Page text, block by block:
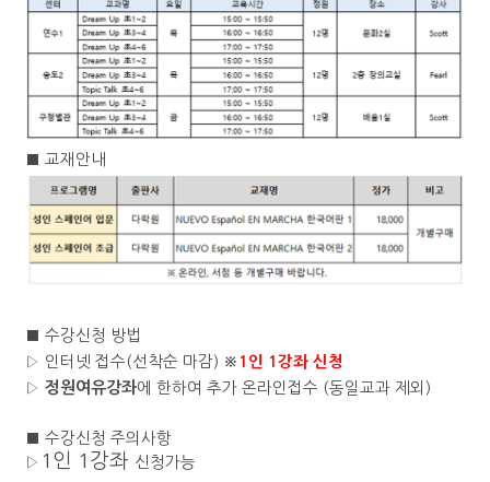
■ 교재안내
■ 수강신청 방법
▷ 인터넷 접수 (선착순 마감) ※ 1 인 1강좌 신청
▷정원여유강좌에 한하여 추가 온라인접수 (동일교과 제외)
■ 수강신청 주의사항
▷ 1 인 1 강좌 신청가능